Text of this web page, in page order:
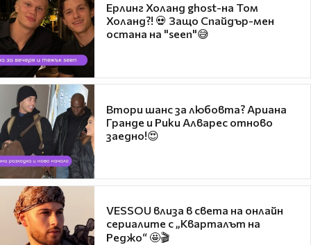
Ерлинг Холанд ghost-на Том
Холанд?! 💀 Защо Спайдър-мен
остана на "seen"😅
Втори шанс за любовта? Ариана
Гранде и Рики Алварес отново
заедно!😍
VESSOU влиза в света на онлайн
сериалите с „Кварталът на
Реджо“ 🤩🎬